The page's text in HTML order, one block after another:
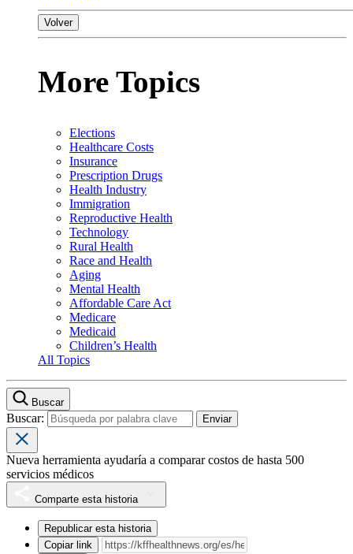
Volver
More Topics
Elections
Healthcare Costs
Insurance
Prescription Drugs
Health Industry
Immigration
Reproductive Health
Technology
Rural Health
Race and Health
Aging
Mental Health
Affordable Care Act
Medicare
Medicaid
Children’s Health
All Topics
Buscar
Buscar:
Nueva herramienta ayudaría a comparar costos de hasta 500
servicios médicos
Comparte esta historia
Republicar esta historia
Copiar link